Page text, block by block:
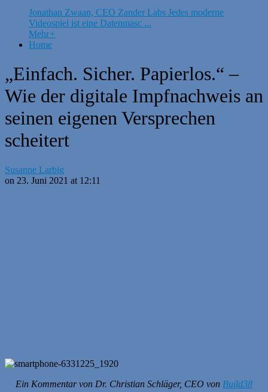
Jonathan Zwaan, CEO Zander Labs Jedes moderne
Videospiel ist eine Datenmasc ...
Mehr+
Home
„Einfach. Sicher. Papierlos.“ –
Wie der digitale Impfnachweis an
seinen eigenen Versprechen
scheitert
Susanne Larbig
on 23. Juni 2021 at 12:11
Ein Kommentar von Dr. Christian Schläger, CEO von Build38